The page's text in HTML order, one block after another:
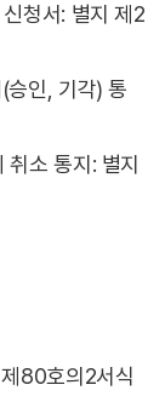
청서: 별지 제2
승인, 기각) 통
소 통지: 별지
80호의2서식